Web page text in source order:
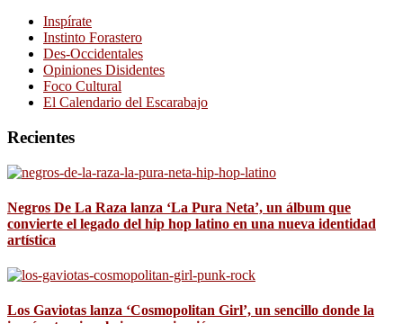
Inspírate
Instinto Forastero
Des-Occidentales
Opiniones Disidentes
Foco Cultural
El Calendario del Escarabajo
Recientes
Negros De La Raza lanza ‘La Pura Neta’, un álbum que
convierte el legado del hip hop latino en una nueva identidad
artística
Los Gaviotas lanza ‘Cosmopolitan Girl’, un sencillo donde la